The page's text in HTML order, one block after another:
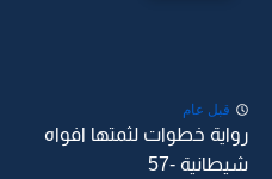
قبل عام
رواية خطوات لثمتها افواه
شيطانية -57